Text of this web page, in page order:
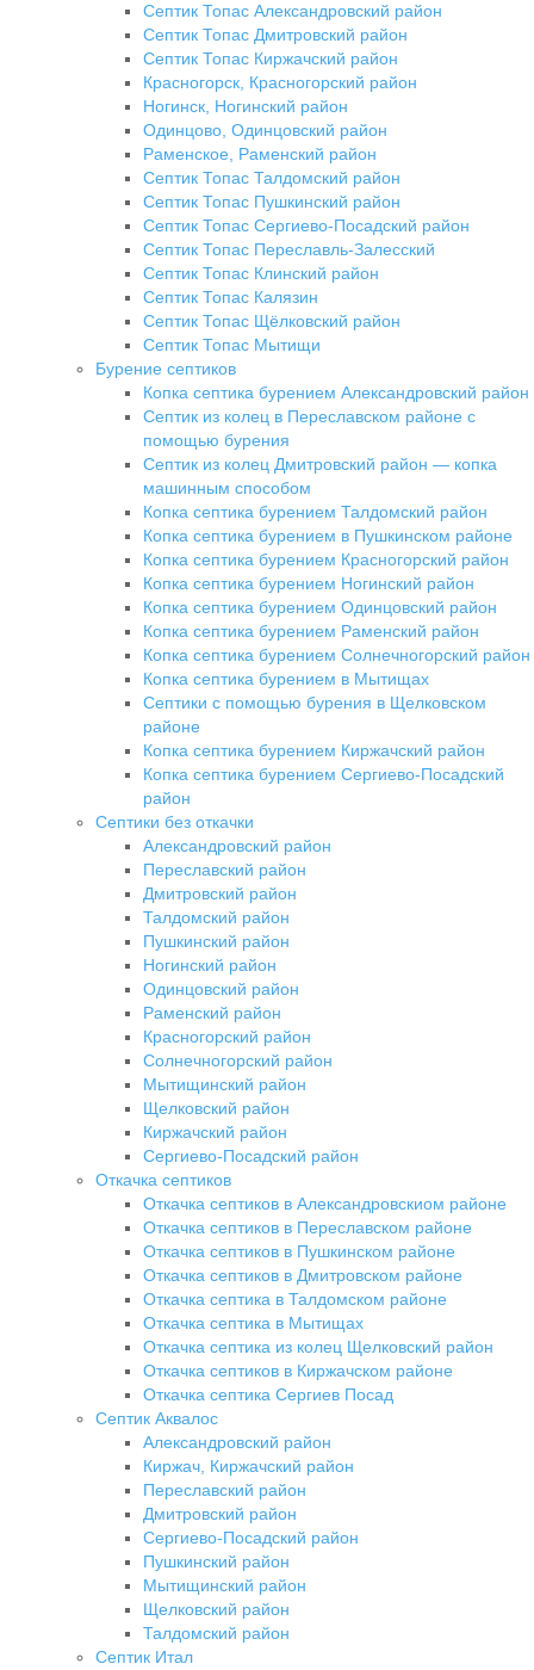
Септик Топас Александровский район
Септик Топас Дмитровский район
Септик Топас Киржачский район
Красногорск, Красногорский район
Ногинск, Ногинский район
Одинцово, Одинцовский район
Раменское, Раменский район
Септик Топас Талдомский район
Септик Топас Пушкинский район
Септик Топас Сергиево-Посадский район
Септик Топас Переславль-Залесский
Септик Топас Клинский район
Септик Топас Калязин
Септик Топас Щёлковский район
Септик Топас Мытищи
Бурение септиков
Копка септика бурением Александровский район
Септик из колец в Переславском районе с
помощью бурения
Септик из колец Дмитровский район — копка
машинным способом
Копка септика бурением Талдомский район
Копка септика бурением в Пушкинском районе
Копка септика бурением Красногорский район
Копка септика бурением Ногинский район
Копка септика бурением Одинцовский район
Копка септика бурением Раменский район
Копка септика бурением Солнечногорский район
Копка септика бурением в Мытищах
Септики с помощью бурения в Щелковском
районе
Копка септика бурением Киржачский район
Копка септика бурением Сергиево-Посадский
район
Септики без откачки
Александровский район
Переславский район
Дмитровский район
Талдомский район
Пушкинский район
Ногинский район
Одинцовский район
Раменский район
Красногорский район
Солнечногорский район
Мытищинский район
Щелковский район
Киржачский район
Сергиево-Посадский район
Откачка септиков
Откачка септиков в Александровскиом районе
Откачка септиков в Переславском районе
Откачка септиков в Пушкинском районе
Откачка септиков в Дмитровском районе
Откачка септика в Талдомском районе
Откачка септика в Мытищах
Откачка септика из колец Щелковский район
Откачка септиков в Киржачском районе
Откачка септика Сергиев Посад
Септик Аквалос
Александровский район
Киржач, Киржачский район
Переславский район
Дмитровский район
Сергиево-Посадский район
Пушкинский район
Мытищинский район
Щелковский район
Талдомский район
Септик Итал